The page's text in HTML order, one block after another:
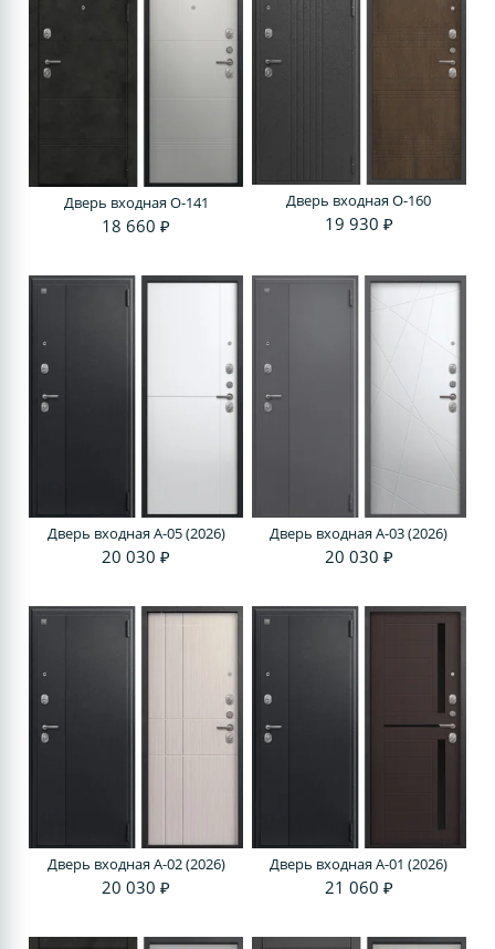
Дверь входная O-141
18 660 ₽
Дверь входная O-160
19 930 ₽
Дверь входная A-05 (2026)
20 030 ₽
Дверь входная A-03 (2026)
20 030 ₽
Дверь входная A-02 (2026)
20 030 ₽
Дверь входная A-01 (2026)
21 060 ₽